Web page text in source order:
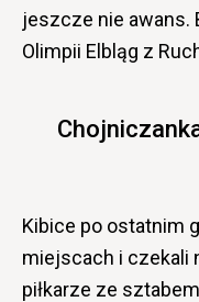
jeszcze nie awans.
Olimpii Elbląg z
Kibice po ostatnim
miejscach i czekali
piłkarze ze